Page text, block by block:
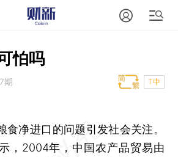
怕吗
期 T中
净进口的问题引发社会关注。
，2004年，中国农产品贸易由